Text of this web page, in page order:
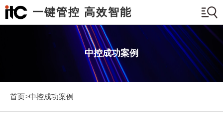
一键管控 高效智能
中控成功案例
首页>中控成功案例